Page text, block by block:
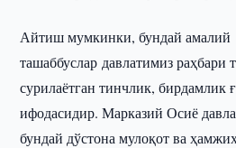
Айтиш мумкинки, бундай амалий
ташаббуслар давлатимиз раҳбари
сурилаётган тинчлик, бирдамлик
ифодасидир. Марказий Осиё
бундай дўстона мулоқот ва